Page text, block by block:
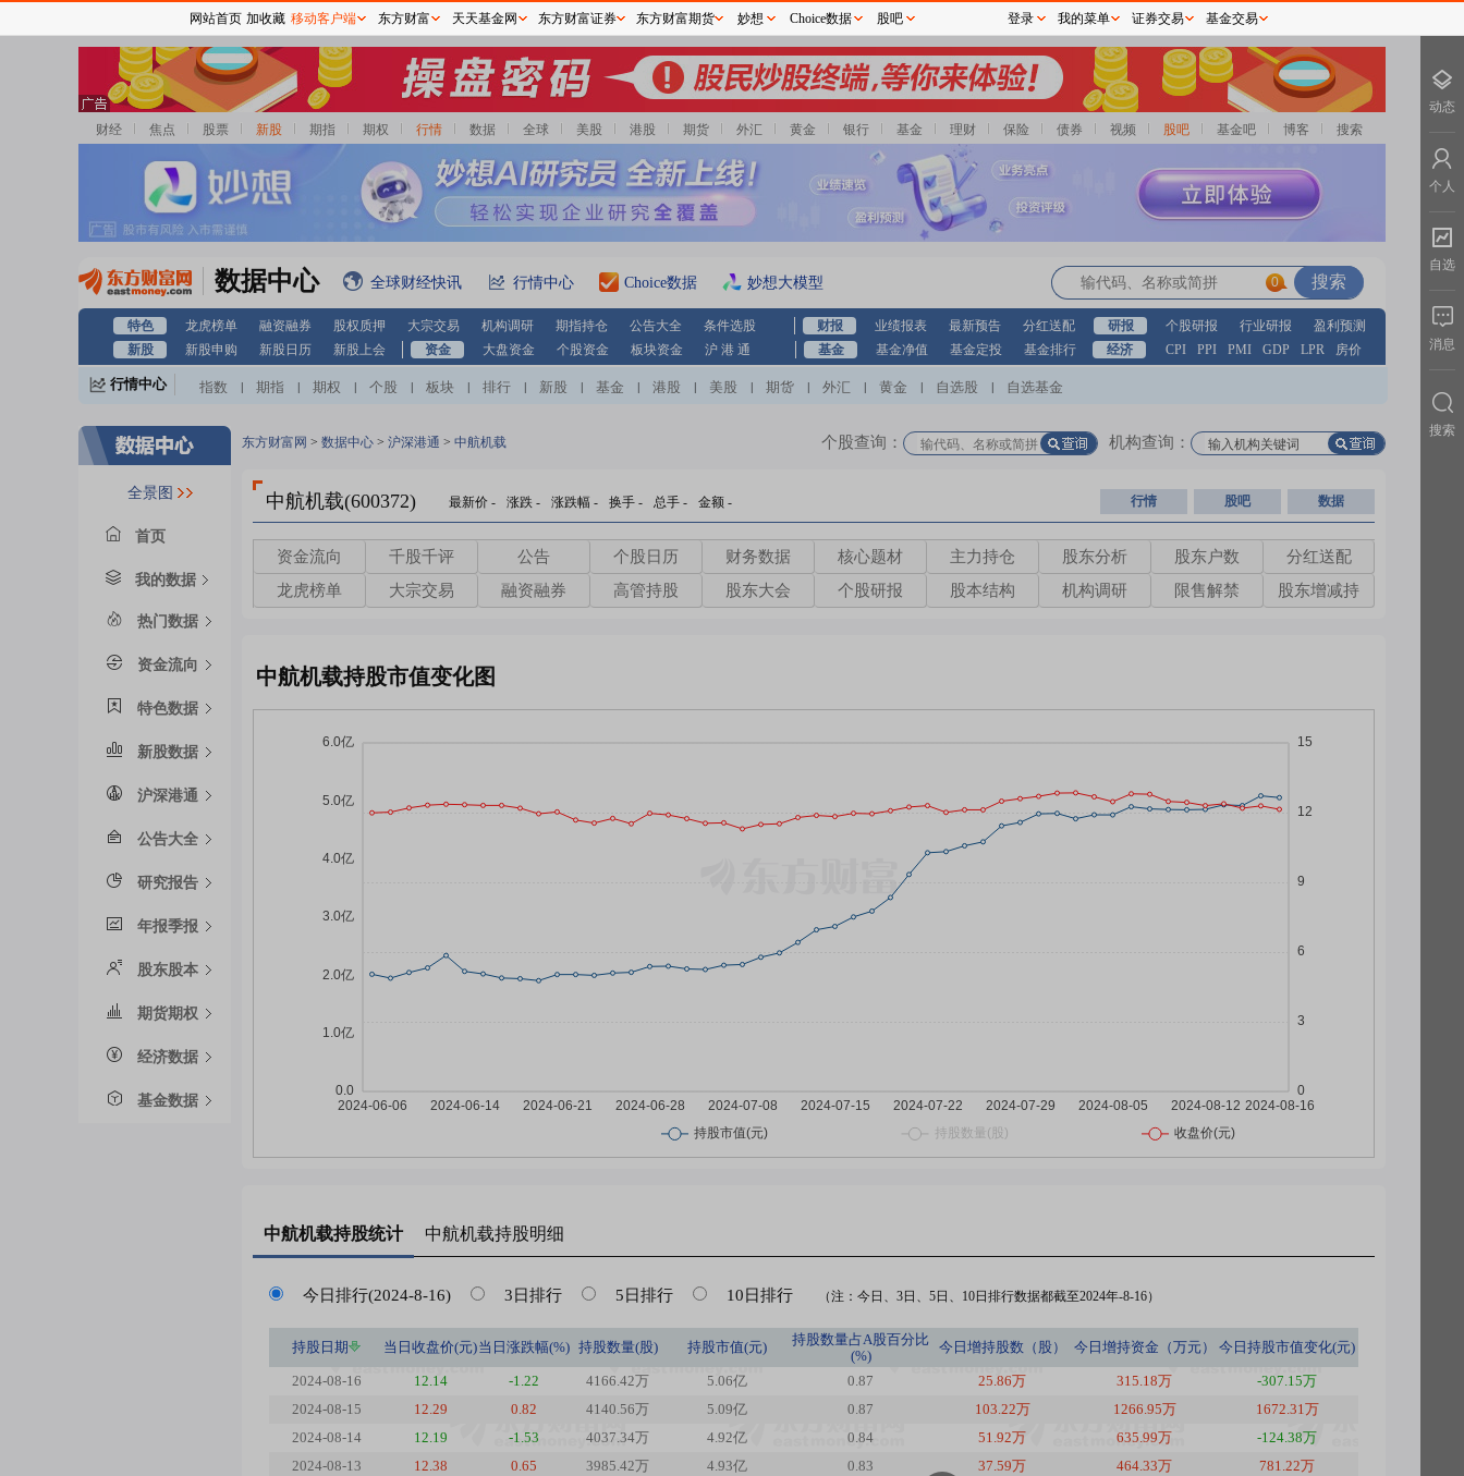
财经 焦点 股票 新股 期指 期权 行情 数据 全球 美股 港股 期货 外汇 黄金 银行 基金 理财 保险 债券 视频 股吧 基金吧 博客 搜索
数据中心 全球财经快讯 行情中心 Choice数据 妙想大模型 0
特色 龙虎榜单 融资融券 股权质押 大宗交易 机构调研 期指持仓 公告大全 条件选股 财报 业绩报表 最新预告 分红送配 研报 个股研报 行业研报
盈利预测
新股
新股申购 新股日历 新股上会 资金 大盘资金 个股资金 板块资金 沪 港 通 基金 基金净值 基金定投 基金排行 经济 CPI PPI PMI GDP LPR 房价
行情中心 指数 期指 期权 个股 板块 排行 新股 基金 港股 美股 期货 外汇 黄金 自选股 自选基金
全景图
首页
我的数据
热门数据
资金流向
特色数据
新股数据
沪深港通
公告大全
研究报告
年报季报
股东股本
期货期权
经济数据
基金数据
东方财富网 > 数据中心 > 沪深港通 > 中航机载 个股查询： 机构查询：
中航机载(600372) 最新价 - 涨跌 - 涨跌幅 - 换手 - 总手 - 金额 - 行情 股吧 数据
资金流向 千股千评 公告 个股日历 财务数据 核心题材 主力持仓 股东分析 股东户数
分红送配
龙虎榜单
大宗交易 融资融券 高管持股 股东大会 个股研报 股本结构 机构调研 限售解禁 股东增减持
中航机载持股市值变化图
中航机载持股统计 中航机载持股明细
今日排行(2024-8-16) 3日排行 5日排行 10日排行 （注：今日、3日、5日、10日排行数据都截至2024年-8-16）
持股日期 当日收盘价(元)当日涨跌幅(%) 持股数量(股) 持股市值(元)
持股数量占A股百分比
(%)
今日 增持股数（股） 今日 增持资金（万元） 今日 持股市值变化(元)
2024-08-16 12.14 -1.22 4166.42万 5.06亿 0.87 25.86万 315.18万
-307.15万
2024-08-15
12.29 0.82 4140.56万 5.09亿 0.87 103.22万 1266.95万
1672.31万
2024-08-14
12.19 -1.53 4037.34万 4.92亿 0.84 51.92万 635.99万
-124.38万
2024-08-13
12.38 0.65 3985.42万 4.93亿 0.83 37.59万 464.33万
781.22万
网站首页 加收藏 移动客户端 东方财富 天天基金网 东方财富证券 东方财富期货 妙想 Choice数据 股吧 登录 我的菜单 证券交易 基金交易
动态
个人
自选
消息
搜索